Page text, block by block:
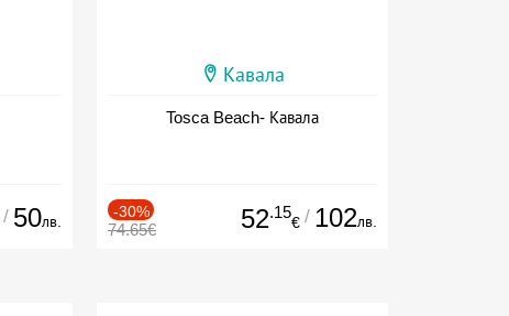
/ 50лв.
Кавала
Tosca Beach- Кавала
-30%
74.65€ 52.15
€ / 102лв.